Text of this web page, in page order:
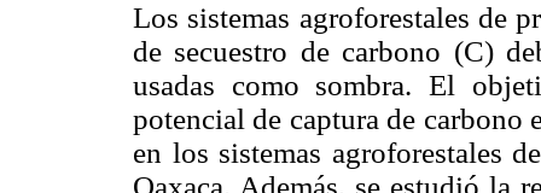
Los sistemas agroforestales de
de secuestro de carbono (C)
usadas como sombra. El
potencial de captura de carbono
en los sistemas agroforestales